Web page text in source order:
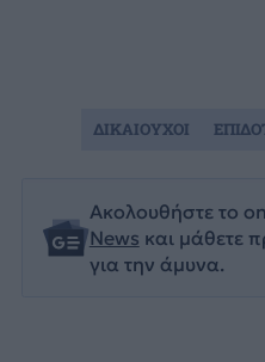
Ακολουθήστε το
News και μάθετε
για την άμυνα.
ΔΙΚΑΙΟΥΧΟΙ